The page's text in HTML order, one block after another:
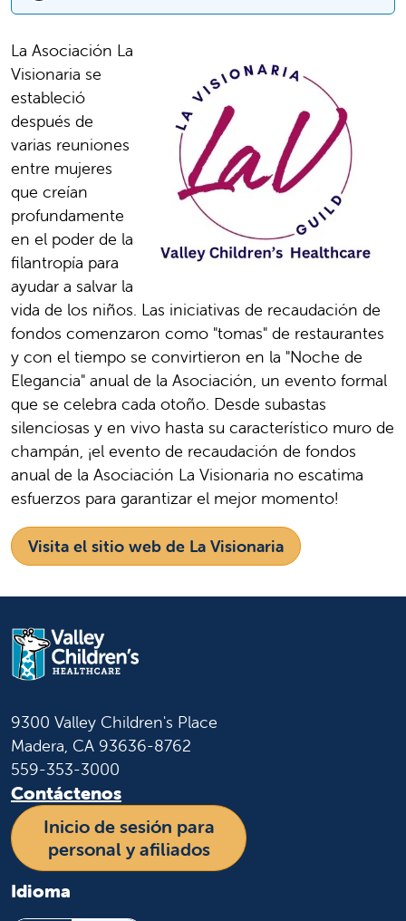
La Asociación La
Visionaria se
estableció
después de
varias reuniones
entre mujeres
que creían
profundamente
en el poder de la
filantropía para
ayudar a salvar la
vida de los niños. Las iniciativas de recaudación de
fondos comenzaron como "tomas" de restaurantes
y con el tiempo se convirtieron en la "Noche de
Elegancia" anual de la Asociación, un evento formal
que se celebra cada otoño. Desde subastas
silenciosas y en vivo hasta su característico muro de
champán, ¡el evento de recaudación de fondos
anual de la Asociación La Visionaria no escatima
esfuerzos para garantizar el mejor momento!
Visita el sitio web de La Visionaria
9300 Valley Children's Place
Madera, CA 93636-8762
559-353-3000
Contáctenos
Inicio de sesión para
personal y afiliados
Idioma